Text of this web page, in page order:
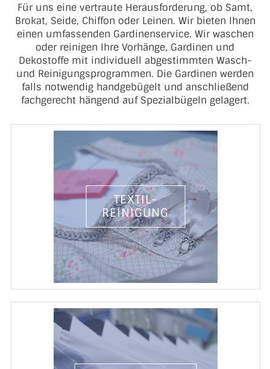
Für uns eine vertraute Herausforderung, ob Samt,
Brokat, Seide, Chiffon oder Leinen. Wir bieten Ihnen
einen umfassenden Gardinenservice. Wir waschen
oder reinigen Ihre Vorhänge, Gardinen und
Dekostoffe mit individuell abgestimmten Wasch-
und Reinigungsprogrammen. Die Gardinen werden
falls notwendig handgebügelt und anschließend
fachgerecht hängend auf Spezialbügeln gelagert.
TEXTIL-
REINIGUNG